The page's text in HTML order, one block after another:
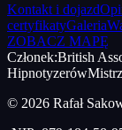
Kontakt i dojazd
certyfikatyGaleria
ZOBACZ MAPĘ
Członek:British
Hipnotyzerów
© 2026 Rafał